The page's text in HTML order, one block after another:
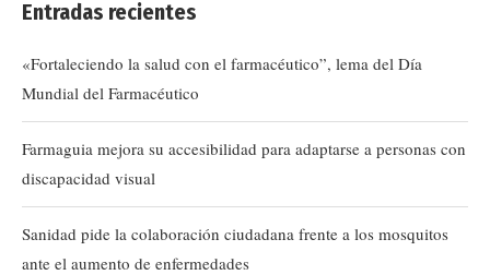
Entradas recientes
«Fortaleciendo la salud con el farmacéutico”, lema del Día
Mundial del Farmacéutico
Farmaguia mejora su accesibilidad para adaptarse a personas con
discapacidad visual
Sanidad pide la colaboración ciudadana frente a los mosquitos
ante el aumento de enfermedades